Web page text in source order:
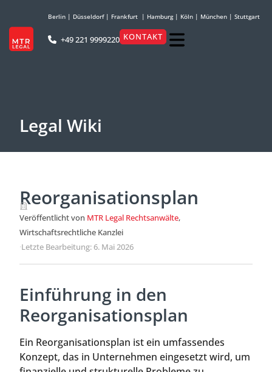
Berlin | Düsseldorf| Frankfurt | Hamburg| Köln | München | Stuttgart
+49 221 9999220 KONTAKT
Legal Wiki
Reorganisationsplan
Veröffentlicht von MTR Legal Rechtsanwälte,
Wirtschaftsrechtliche Kanzlei
·Letzte Bearbeitung: 6. Mai 2026
Einführung in den
Reorganisationsplan
Ein Reorganisationsplan ist ein umfassendes
Konzept, das in Unternehmen eingesetzt wird, um